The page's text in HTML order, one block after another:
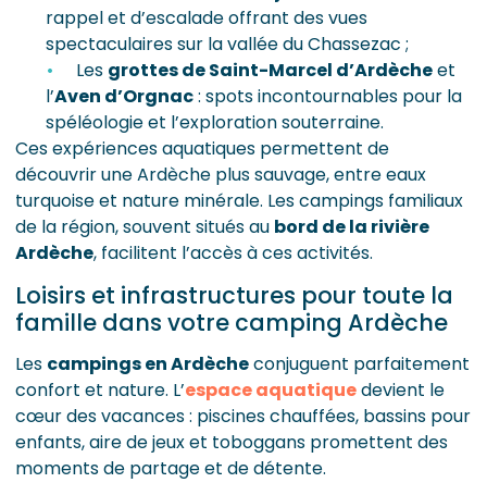
rappel et d’escalade offrant des vues
spectaculaires sur la vallée du Chassezac ;
Les grottes de Saint-Marcel d’Ardècheet
l’Aven d’Orgnac: spots incontournables pour la
spéléologie et l’exploration souterraine.
Ces expériences aquatiques permettent de
découvrir une Ardèche plus sauvage, entre eaux
turquoise et nature minérale. Les campings familiaux
de la région, souvent situés au bord de la rivière
Ardèche, facilitent l’accès à ces activités.
Loisirs et infrastructures pour toute la
famille dans votre camping Ardèche
Les campings en Ardècheconjuguent parfaitement
confort et nature. L’espace aquatiquedevient le
cœur des vacances : piscines chauffées, bassins pour
enfants, aire de jeux et toboggans promettent des
moments de partage et de détente.